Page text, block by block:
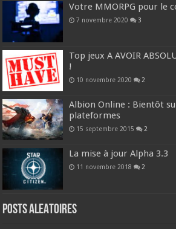
Votre MMORPG pour le
7 novembre 2020 3
Top jeux A AVOIR
!
10 novembre 2020 2
Albion Online : Bientôt
plateformes
15 septembre 2015 2
La mise à jour Alpha 3.3
11 novembre 2018 2
Posts ALEATOIRES